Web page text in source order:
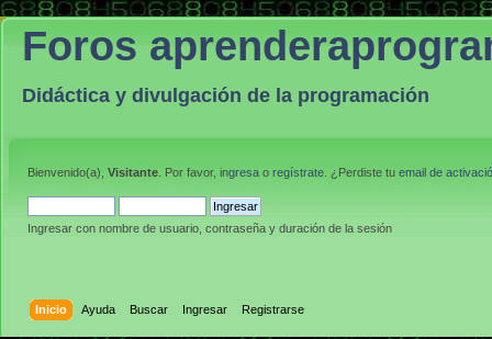
Foros
Didáctica y divulgación de la programación
Bienvenido(a), Visitante . Por favor, ingresa o regístrate . ¿Perdiste tu email de
Ingresar con nombre de usuario, contraseña y duración de la sesión
Inicio Ayuda Buscar Ingresar Registrarse